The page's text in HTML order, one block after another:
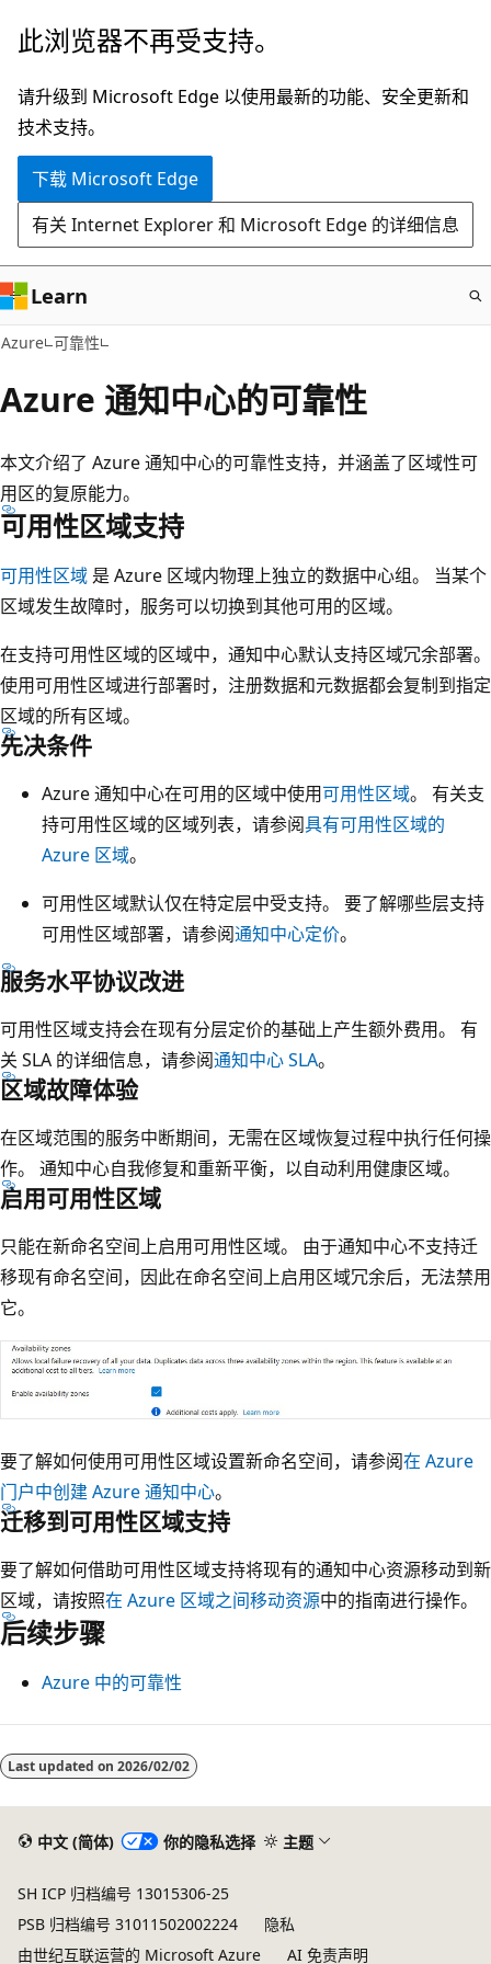
跳
主
要
内
此浏览器不再受支持。
请升级到 Microsoft Edge 以使用最新的功能、安全更新和
技术支持。
下载 Microsoft Edge
有关 Internet Explorer 和 Microsoft Edge 的详细信息
Learn
Azure 可靠性
Azure 通知中心的可靠性
本文介绍了 Azure 通知中心的可靠性支持，并涵盖了区域性可
用区的复原能力。
可用性区域支持
可用性区域 是 Azure 区域内物理上独立的数据中心组。 当某个
区域发生故障时，服务可以切换到其他可用的区域。
在支持可用性区域的区域中，通知中心默认支持区域冗余部署。
使用可用性区域进行部署时，注册数据和元数据都会复制到指定
区域的所有区域。
先决条件
Azure 通知中心在可用的区域中使用可用性区域。 有关支
持可用性区域的区域列表，请参阅具有可用性区域的
Azure 区域。
可用性区域默认仅在特定层中受支持。 要了解哪些层支持
可用性区域部署，请参阅通知中心定价。
服务水平协议改进
可用性区域支持会在现有分层定价的基础上产生额外费用。 有
关 SLA 的详细信息，请参阅通知中心 SLA。
区域故障体验
在区域范围的服务中断期间，无需在区域恢复过程中执行任何操
作。 通知中心自我修复和重新平衡，以自动利用健康区域。
启用可用性区域
只能在新命名空间上启用可用性区域。 由于通知中心不支持迁
移现有命名空间，因此在命名空间上启用区域冗余后，无法禁用
它。
要了解如何使用可用性区域设置新命名空间，请参阅在 Azure
门户中创建 Azure 通知中心。
迁移到可用性区域支持
要了解如何借助可用性区域支持将现有的通知中心资源移动到新
区域，请按照在 Azure 区域之间移动资源中的指南进行操作。
后续步骤
Azure 中的可靠性
阅
读Last updated on 2026/02/02
中文 (简体) 你的隐私选择 主题
SH ICP 归档编号 13015306-25
PSB 归档编号 31011502002224
隐私
由世纪互联运营的 Microsoft Azure
AI 免责声明